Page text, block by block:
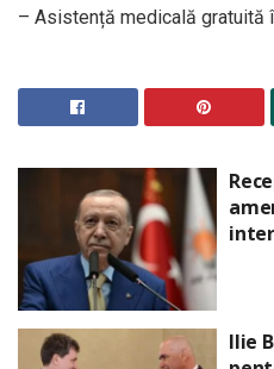
– Asistență medicală gratuită
Ilie